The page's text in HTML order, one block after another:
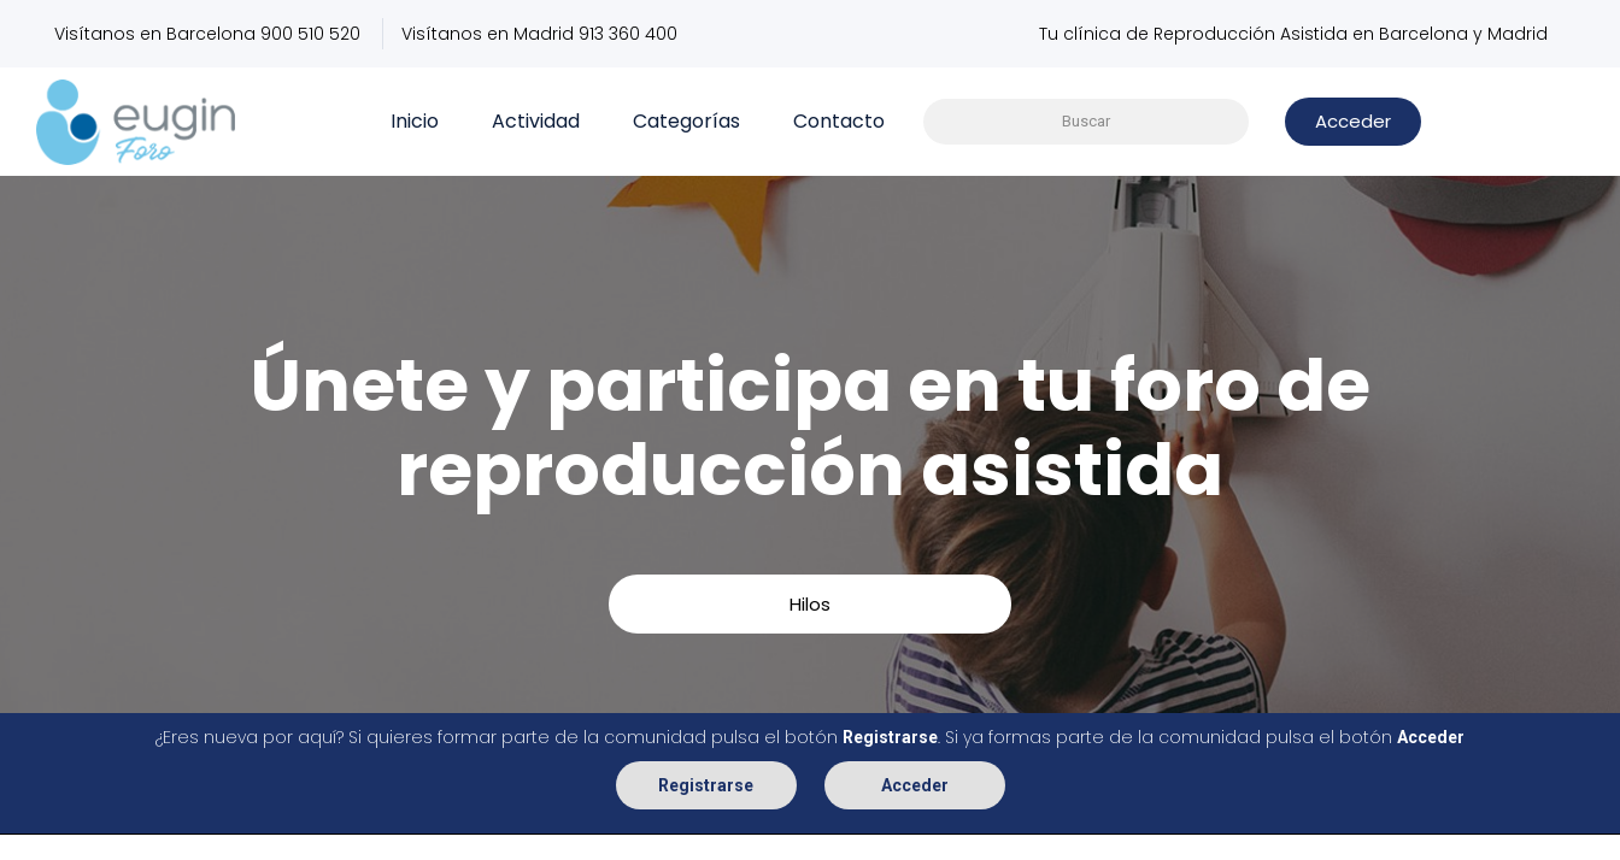
Visítanos en Barcelona 900 510 520 Visítanos en Madrid 913 360 400 Tu clínica de Reproducción Asistida en Barcelona y Madrid
Inicio Actividad Categorías Contacto Acceder
Únete y participa en tu foro de
reproducción asistida
Hilos
¿Eres nueva por aquí? Si quieres formar parte de la comunidad pulsa el botón Registrarse. Si ya formas parte de la comunidad pulsa el botón Acceder
Registrarse Acceder